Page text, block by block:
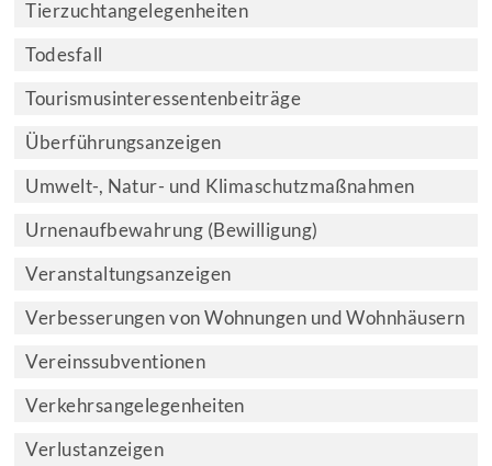
Tierzuchtangelegenheiten
Todesfall
Tourismusinteressentenbeiträge
Überführungsanzeigen
Umwelt-, Natur- und Klimaschutzmaßnahmen
Urnenaufbewahrung (Bewilligung)
Veranstaltungsanzeigen
Verbesserungen von Wohnungen und Wohnhäusern
Vereinssubventionen
Verkehrsangelegenheiten
Verlustanzeigen